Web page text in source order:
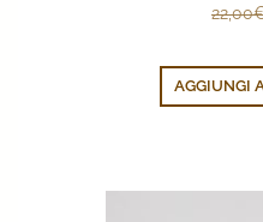
22,00
AGGIUNGI